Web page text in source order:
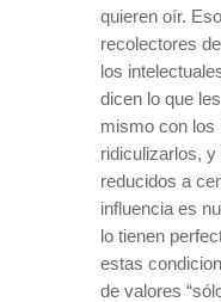
quieren oír.
recolectores
los
dicen lo que
mismo con los
ridiculizarlos,
reducidos a
influencia es
lo tienen
estas
de valores